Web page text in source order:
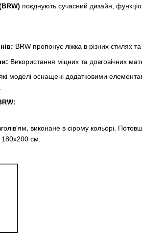
поєднують сучасний дизайн,
BRW пропонує ліжка в різних стилях
Використання міцних та довговічних
моделі оснащені додатковими
виконане в сірому кольорі.
см.